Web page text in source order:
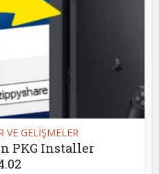
VE GELİŞMELER
PKG Installer